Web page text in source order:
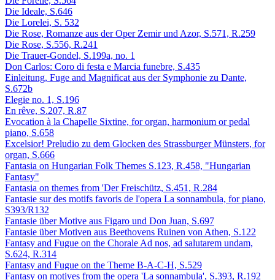
Die Ideale, S.646
Die Lorelei, S. 532
Die Rose, Romanze aus der Oper Zemir und Azor, S.571, R.259
Die Rose, S.556, R.241
Die Trauer-Gondel, S.199a, no. 1
Don Carlos: Coro di festa e Marcia funebre, S.435
Einleitung, Fuge and Magnificat aus der Symphonie zu Dante,
S.672b
Elegie no. 1, S.196
En rêve, S.207, R.87
Evocation à la Chapelle Sixtine, for organ, harmonium or pedal
piano, S.658
Excelsior! Preludio zu dem Glocken des Strassburger Münsters, for
organ, S.666
Fantasia on Hungarian Folk Themes S.123, R.458, "Hungarian
Fantasy"
Fantasia on themes from 'Der Freischütz, S.451, R.284
Fantasie sur des motifs favoris de l'opera La sonnambula, for piano,
S393/R132
Fantasie über Motive aus Figaro und Don Juan, S.697
Fantasie über Motiven aus Beethovens Ruinen von Athen, S.122
Fantasy and Fugue on the Chorale Ad nos, ad salutarem undam,
S.624, R.314
Fantasy and Fugue on the Theme B-A-C-H, S.529
Fantasy on motives from the opera 'La sonnambula', S.393, R.192